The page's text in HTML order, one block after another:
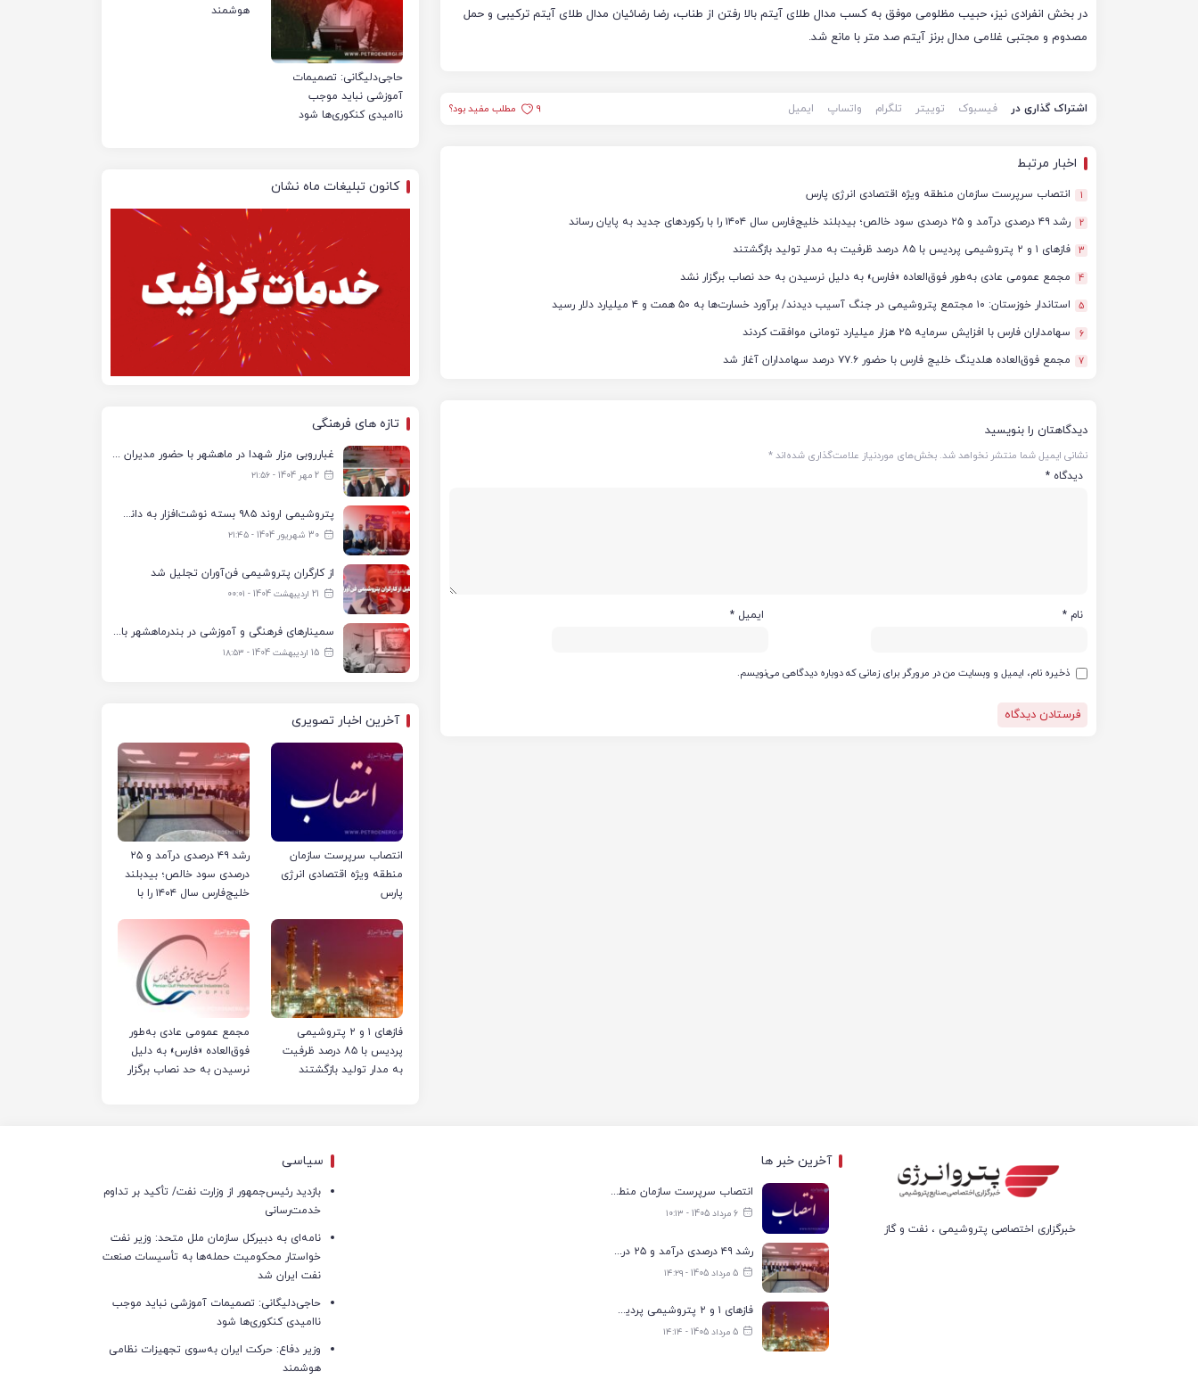
در بخش انفرادی نیز، حبیب مظلومی موفق به کسب مدال طلای آیتم بالا رفتن از طناب، رضا رضائیان مدال طلای آیتم ترکیبی و حمل
مصدوم و مجتبی غلامی مدال برنز آیتم صد متر با مانع شد.
اشتراک گذاری در فیسبوک توییتر تلگرام واتساپ ایمیل 9 مطلب مفید بود؟
اخبار مرتبط
1 انتصاب سرپرست سازمان منطقه ویژه اقتصادی انرژی پارس
2 رشد ۴۹ درصدی درآمد و ۲۵ درصدی سود خالص؛ بیدبلند خلیج‌فارس سال ۱۴۰۴ را با رکوردهای جدید به پایان رساند
3 فازهای ۱ و ۲ پتروشیمی پردیس با ۸۵ درصد ظرفیت به مدار تولید بازگشتند
4 مجمع عمومی عادی به‌طور فوق‌العاده «فارس» به دلیل نرسیدن به حد نصاب برگزار نشد
5 استاندار خوزستان: ۱۰ مجتمع پتروشیمی در جنگ آسیب دیدند/ برآورد خسارت‌ها به ۵۰ همت و ۴ میلیارد دلار رسید
6 سهامداران فارس با افزایش سرمایه ۲۵ هزار میلیارد تومانی موافقت کردند
7 مجمع فوق‌العاده هلدینگ خلیج فارس با حضور ۷۷.۶ درصد سهامداران آغاز شد
دیدگاهتان را بنویسید
نشانی ایمیل شما منتشر نخواهد شد. بخش‌های موردنیاز علامت‌گذاری شده‌اند*
دیدگاه *
نام * ایمیل *
ذخیره نام، ایمیل و وبسایت من در مرورگر برای زمانی که دوباره دیدگاهی می‌نویسم.
حاجی‌دلیگانی: تصمیمات
آموزشی نباید موجب
ناامیدی کنکوری‌ها شود
هوشمند
کانون تبلیغات ماه نشان
تازه های فرهنگی
غبارروبی مزار شهدا در ماهشهر با حضور مدیران پتروشیمی اروند و مسئولان شهری
2 مهر 1404 - ۲۱:۵۶
پتروشیمی اروند ۹۸۵ بسته نوشت‌افزار به دانش‌آموزان تحت پوشش کمیته امداد بندرماهشهر اهدا کرد
30 شهریور 1404 - ۲۱:۴۵
از کارگران پتروشیمی فن‌آوران تجلیل شد
21 اردیبهشت 1404 - ۰۰:۰۱
سمینارهای فرهنگی و آموزشی در بندرماهشهر با همکاری فرهنگ‌سرای پتروشیمی مارون
15 اردیبهشت 1404 - ۱۸:۵۳
آخرین اخبار تصویری
انتصاب سرپرست سازمان
منطقه ویژه اقتصادی انرژی
پارس
رشد ۴۹ درصدی درآمد و ۲۵
درصدی سود خالص؛ بیدبلند
خلیج‌فارس سال ۱۴۰۴ را با
رساند
فازهای ۱ و ۲ پتروشیمی
پردیس با ۸۵ درصد ظرفیت
به مدار تولید بازگشتند
مجمع عمومی عادی به‌طور
فوق‌العاده «فارس» به دلیل
نرسیدن به حد نصاب برگزار
خبرگزاری اختصاصی پتروشیمی ، نفت و گاز
آخرین خبر ها
انتصاب سرپرست سازمان منطقه ویژه اقتصادی انرژی پارس
6 مرداد 1405 - ۱۰:۱۳
رشد ۴۹ درصدی درآمد و ۲۵ درصدی سود خالص؛ بیدبلند خلیج‌فارس سال ۱۴۰۴ را با رکوردهای جدید به پایان رساند
5 مرداد 1405 - ۱۴:۲۹
فازهای ۱ و ۲ پتروشیمی پردیس با ۸۵ درصد ظرفیت به مدار تولید بازگشتند
5 مرداد 1405 - ۱۴:۱۴
سیاسی
بازدید رئیس‌جمهور از وزارت نفت/ تأکید بر تداوم
خدمت‌رسانی
نامه‌ای به دبیرکل سازمان ملل متحد: وزیر نفت
خواستار محکومیت حمله‌ها به تأسیسات صنعت
نفت ایران شد
حاجی‌دلیگانی: تصمیمات آموزشی نباید موجب
ناامیدی کنکوری‌ها شود
وزیر دفاع: حرکت ایران به‌سوی تجهیزات نظامی
هوشمند